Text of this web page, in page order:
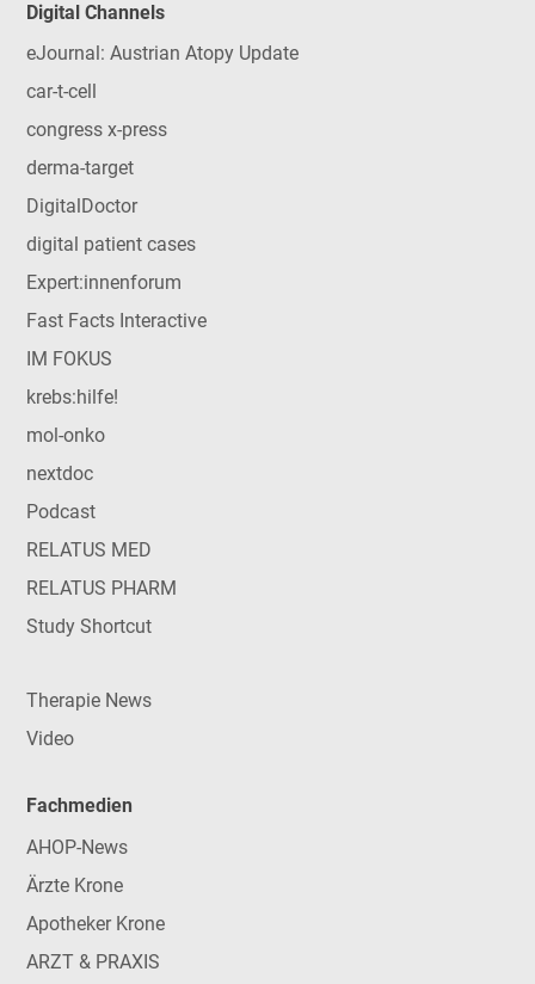
Digital Channels
eJournal: Austrian Atopy Update
car-t-cell
congress x-press
derma-target
DigitalDoctor
digital patient cases
Expert:innenforum
Fast Facts Interactive
IM FOKUS
krebs:hilfe!
mol-onko
nextdoc
Podcast
RELATUS MED
RELATUS PHARM
Study Shortcut
Therapie News
Video
Fachmedien
AHOP-News
Ärzte Krone
Apotheker Krone
ARZT & PRAXIS